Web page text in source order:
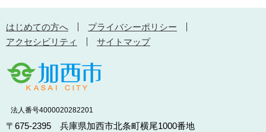
はじめての方へ
プライバシーポリシー
アクセシビリティ
サイトマップ
法人番号4000020282201
〒675-2395 兵庫県加西市北条町横尾1000番地